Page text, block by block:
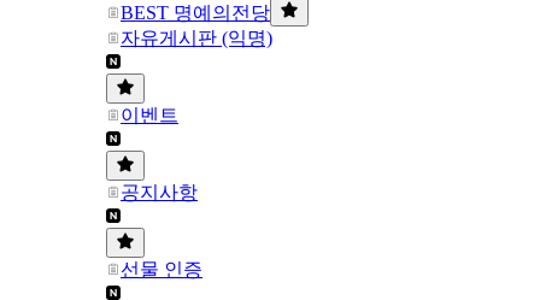
BEST 명예의전당
자유게시판 (익명)
이벤트
공지사항
선물 인증